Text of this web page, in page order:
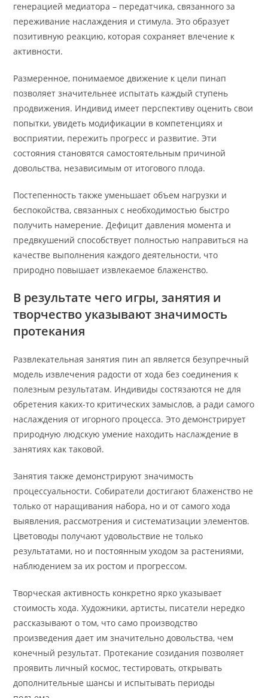
генерацией медиатора – передатчика, связанного за
переживание наслаждения и стимула. Это образует
позитивную реакцию, которая сохраняет влечение к
активности.
Размеренное, понимаемое движение к цели пинап
позволяет значительнее испытать каждый ступень
продвижения. Индивид имеет перспективу оценить свои
попытки, увидеть модификации в компетенциях и
восприятии, пережить прогресс и развитие. Эти
состояния становятся самостоятельным причиной
довольства, независимым от итогового плода.
Постепенность также уменьшает объем нагрузки и
беспокойства, связанных с необходимостью быстро
получить намерение. Дефицит давления момента и
предвкушений способствует полностью направиться на
качестве выполнения каждого деятельности, что
природно повышает извлекаемое блаженство.
В результате чего игры, занятия и
творчество указывают значимость
протекания
Развлекательная занятия пин ап является безупречный
модель извлечения радости от хода без соединения к
полезным результатам. Индивиды состязаются не для
обретения каких-то критических замыслов, а ради самого
наслаждения от игорного процесса. Это демонстрирует
природную людскую умение находить наслаждение в
занятиях как таковой.
Занятия также демонстрируют значимость
процессуальности. Собиратели достигают блаженство не
только от наращивания набора, но и от самого хода
выявления, рассмотрения и систематизации элементов.
Цветоводы получают удовольствие не только
результатами, но и постоянным уходом за растениями,
наблюдением за их ростом и прогрессом.
Творческая активность конкретно ярко указывает
стоимость хода. Художники, артисты, писатели нередко
рассказывают о том, что само производство
произведения дает им значительно довольства, чем
конечный результат. Протекание созидания позволяет
проявить личный космос, тестировать, открывать
дополнительные шансы и испытывать периоды